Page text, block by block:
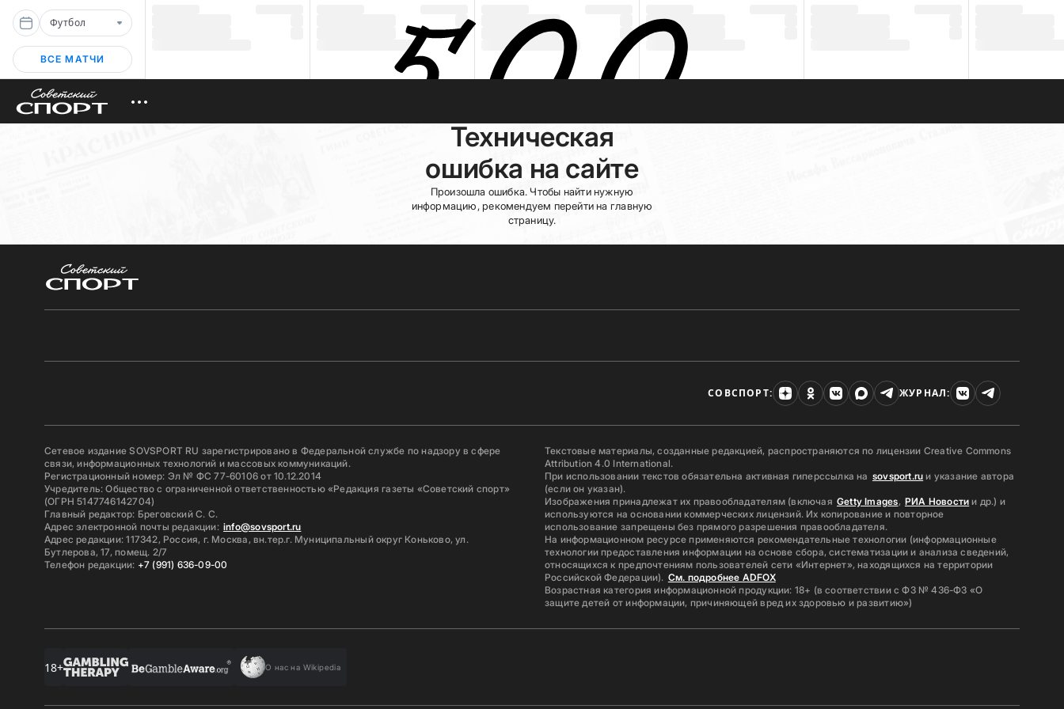
Футбол
ВСЕ МАТЧИ
Техническая
ошибка на сайте
Произошла ошибка. Чтобы найти нужную
информацию, рекомендуем перейти на главную
страницу.
СОВСПОРТ: ЖУРНАЛ:
Сетевое издание SOVSPORT RU зарегистрировано в Федеральной службе по надзору в сфере
связи, информационных технологий и массовых коммуникаций.
Регистрационный номер: Эл № ФС 77-60106 от 10.12.2014
Учредитель: Общество с ограниченной ответственностью «Редакция газеты «Советский спорт»
(ОГРН 5147746142704)
Главный редактор: Бреговский С. С.
Адрес электронной почты редакции: info@sovsport.ru
Адрес редакции: 117342, Россия, г. Москва, вн.тер.г. Муниципальный округ Коньково, ул.
Бутлерова, 17, помещ. 2/7
Телефон редакции: +7 (991) 636-09-00
Текстовые материалы, созданные редакцией, распространяются по лицензии Creative Commons
Attribution 4.0 International.
При использовании текстов обязательна активная гиперссылка на sovsport.ru и указание автора
(если он указан).
Изображения принадлежат их правообладателям (включая Getty Images, РИА Новости и др.) и
используются на основании коммерческих лицензий. Их копирование и повторное
использование запрещены без прямого разрешения правообладателя.
На информационном ресурсе применяются рекомендательные технологии (информационные
технологии предоставления информации на основе сбора, систематизации и анализа сведений,
относящихся к предпочтениям пользователей сети «Интернет», находящихся на территории
Российской Федерации). См. подробнее ADFOX
Возрастная категория информационной продукции: 18+ (в соответствии с ФЗ № 436-ФЗ «О
защите детей от информации, причиняющей вред их здоровью и развитию»)
18+ О нас на Wikipedia